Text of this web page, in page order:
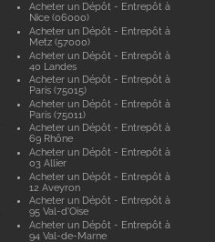
Acheter un Dépôt - Entrepôt à
Nice (06000)
Acheter un Dépôt - Entrepôt à
Metz (57000)
Acheter un Dépôt - Entrepôt à
40 Landes
Acheter un Dépôt - Entrepôt à
Paris (75015)
Acheter un Dépôt - Entrepôt à
Paris (75011)
Acheter un Dépôt - Entrepôt à
69 Rhône
Acheter un Dépôt - Entrepôt à
03 Allier
Acheter un Dépôt - Entrepôt à
12 Aveyron
Acheter un Dépôt - Entrepôt à
95 Val-d'Oise
Acheter un Dépôt - Entrepôt à
94 Val-de-Marne